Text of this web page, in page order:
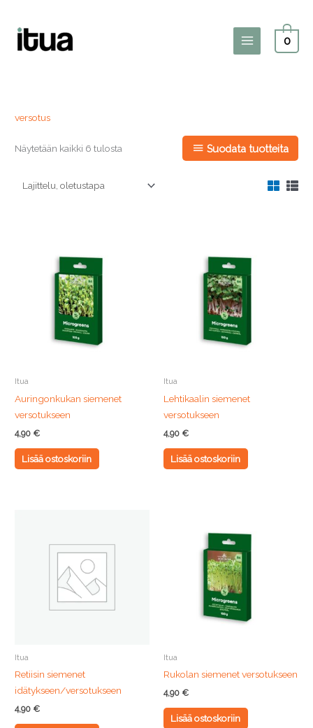
Main
0
versotus
Näytetään kaikki 6 tulosta Suodata tuotteita
Itua
Auringonkukan siemenet
versotukseen
4,90 €
Lisää ostoskoriin
Itua
Lehtikaalin siemenet
versotukseen
4,90 €
Lisää ostoskoriin
Itua
Retiisin siemenet
idätykseen/versotukseen
4,90 €
Itua
Rukolan siemenet versotukseen
4,90 €
Lisää ostoskoriin